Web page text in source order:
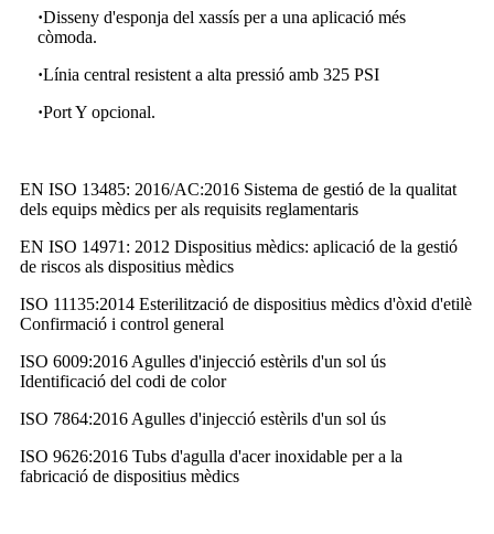
·Disseny d'esponja del xassís per a una aplicació més
còmoda.
·Línia central resistent a alta pressió amb 325 PSI
·Port Y opcional.
EN ISO 13485: 2016/AC:2016 Sistema de gestió de la qualitat
dels equips mèdics per als requisits reglamentaris
EN ISO 14971: 2012 Dispositius mèdics: aplicació de la gestió
de riscos als dispositius mèdics
ISO 11135:2014 Esterilització de dispositius mèdics d'òxid d'etilè
Confirmació i control general
ISO 6009:2016 Agulles d'injecció estèrils d'un sol ús
Identificació del codi de color
ISO 7864:2016 Agulles d'injecció estèrils d'un sol ús
ISO 9626:2016 Tubs d'agulla d'acer inoxidable per a la
fabricació de dispositius mèdics